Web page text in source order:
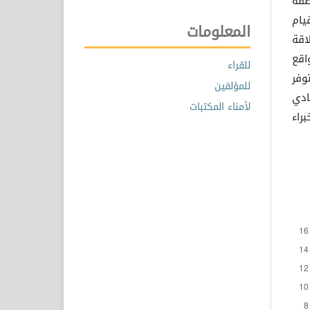
المعلومات
للقراء
للمؤلفين
لأمناء المكتبات